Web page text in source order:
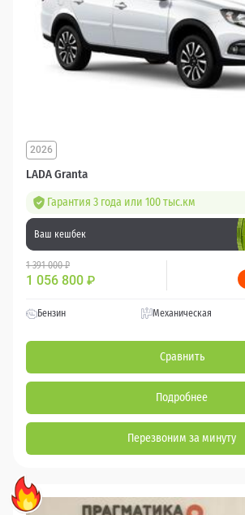
LADA Granta
2026
Гарантия 3 года или 100 тыс.км
Ваш кешбек
1 391 000 ₽
1 056 800 ₽
Бензин Механическая
Сравнить
Подробнее
Перезвоним за минуту